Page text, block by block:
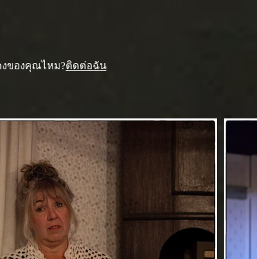
ของคุณไหม?ติดต่อฉัน